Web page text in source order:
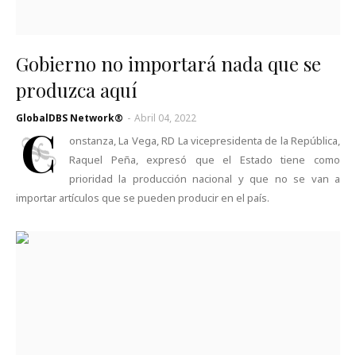
Gobierno no importará nada que se
produzca aquí
GlobalDBS Network® - Abril 04, 2022
C
onstanza, La Vega, RD La vicepresidenta de la República,
Raquel Peña, expresó que el Estado tiene como
prioridad la producción nacional y que no se van a
importar artículos que se pueden producir en el país.